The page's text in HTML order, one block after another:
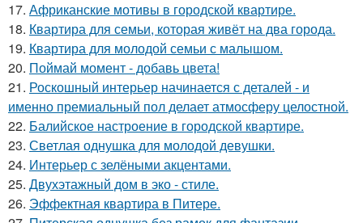
17. Африканские мотивы в городской квартире.
18. Квартира для семьи, которая живёт на два города.
19. Квартира для молодой семьи с малышом.
20. Поймай момент - добавь цвета!
21. Роскошный интерьер начинается с деталей - и
именно премиальный пол делает атмосферу целостной.
22. Балийское настроение в городской квартире.
23. Светлая однушка для молодой девушки.
24. Интерьер с зелёными акцентами.
25. Двухэтажный дом в эко - стиле.
26. Эффектная квартира в Питере.